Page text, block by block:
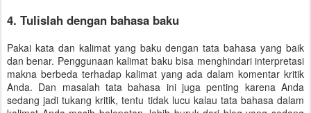
4. Tulislah dengan bahasa baku
Pakai kata dan kalimat yang baku dengan tata bahasa yang baik
dan benar. Penggunaan kalimat baku bisa menghindari interpretasi
makna berbeda terhadap kalimat yang ada dalam komentar kritik
Anda. Dan masalah tata bahasa ini juga penting karena Anda
sedang jadi tukang kritik, tentu tidak lucu kalau tata bahasa dalam